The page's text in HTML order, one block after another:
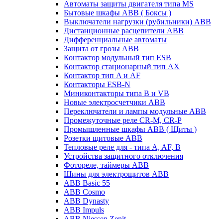
Автоматы защиты двигателя типа MS
Бытовые шкафы ABB ( Боксы )
Выключатели нагрузки (рубильники) ABB
Дистанционные расцепители ABB
Дифференциальные автоматы
Защита от грозы ABB
Контактор модульный тип ESB
Контактор стационарный тип AX
Контактор тип A и AF
Контакторы ESB-N
Миниконтакторы типа B и VB
Новые электросчетчики ABB
Переключатели и лампы модульные ABB
Промежуточные реле CR-M, CR-P
Промышленные шкафы ABB ( Щиты )
Розетки щитовые ABB
Тепловые реле для - типа A, AF, B
Устройства защитного отключения
Фотореле, таймеры ABB
Шины для электрощитов АВВ
ABB Basic 55
ABB Cosmo
ABB Dynasty
ABB Impuls